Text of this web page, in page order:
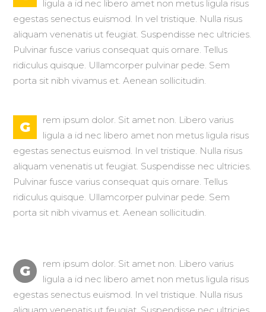
ligula a id nec libero amet non metus ligula risus
egestas senectus euismod. In vel tristique. Nulla risus
aliquam venenatis ut feugiat. Suspendisse nec ultricies.
Pulvinar fusce varius consequat quis ornare. Tellus
ridiculus quisque. Ullamcorper pulvinar pede. Sem
porta sit nibh vivamus et. Aenean sollicitudin.
G
rem ipsum dolor. Sit amet non. Libero varius
ligula a id nec libero amet non metus ligula risus
egestas senectus euismod. In vel tristique. Nulla risus
aliquam venenatis ut feugiat. Suspendisse nec ultricies.
Pulvinar fusce varius consequat quis ornare. Tellus
ridiculus quisque. Ullamcorper pulvinar pede. Sem
porta sit nibh vivamus et. Aenean sollicitudin.
G
rem ipsum dolor. Sit amet non. Libero varius
ligula a id nec libero amet non metus ligula risus
egestas senectus euismod. In vel tristique. Nulla risus